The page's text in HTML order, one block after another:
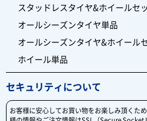
スタッドレスタイヤ&ホイールセ
オールシーズンタイヤ単品
オールシーズンタイヤ&ホイール
ホイール単品
セキュリティについて
お客様に安心してお買い物をお楽しみ頂くた